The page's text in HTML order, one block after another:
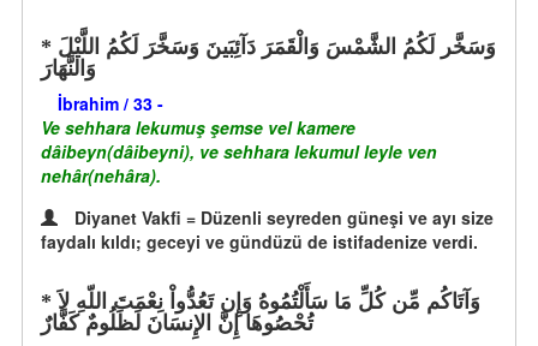
وَالنَّهَارَ
İbrahim / 33 -
Ve sehhara lekumuş şemse vel kamere
dâibeyn(dâibeyni), ve sehhara lekumul leyle ven
nehâr(nehâra).
Diyanet Vakfi = Düzenli seyreden güneşi ve ayı size
faydalı kıldı; geceyi ve gündüzü de istifadenize verdi.
تُحْصُوهَا إِنَّ الإِنسَانَ لَظَلُومٌ كَفَّارٌ